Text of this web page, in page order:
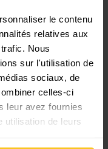
le contenu
relatives aux
Nous
sur l'utilisation de
sociaux, de
celles-ci
leur avez fournies
utilisation de leurs
CHF 99
gratuit)